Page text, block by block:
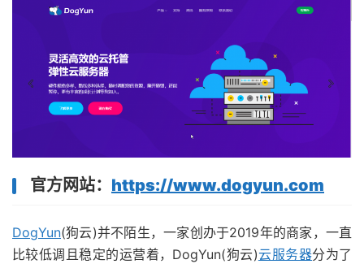
官方网站： https://www.dogyun.com
DogYun(狗云)并不陌生，一家创办于2019年的商家，一直
比较低调且稳定的运营着，DogYun(狗云)云服务器分为了